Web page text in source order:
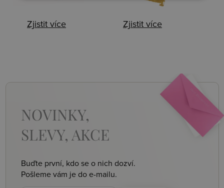
Zjistit více Zjistit více
NOVINKY,
SLEVY, AKCE
Buďte první, kdo se o nich dozví.
Pošleme vám je do e-mailu.